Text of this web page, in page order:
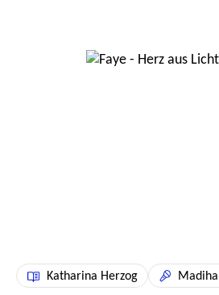
Bildergalerie überspringen
Katharina Herzog